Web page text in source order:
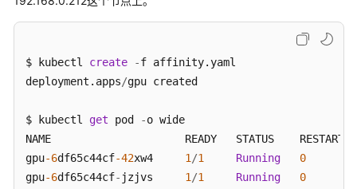
参
（吉
坡
区
域）
$ kubectl create -f affinity.yaml
deployment.apps/gpu created
$ kubectl get pod -o wide
NAME                     READY   STATUS
gpu-6df65c44cf-42xw4 1 /1 Running
0
gpu-6df65c44cf- jzjvs 1 /1 Running
0